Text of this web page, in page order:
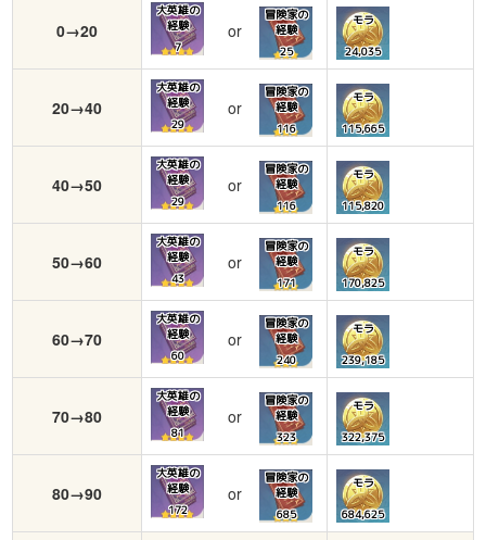
0→20
大英雄の
経験
7
or
冒険家の
経験
25
モラ
24,035
20→40
大英雄の
経験
29
or
冒険家の
経験
116
モラ
115,665
40→50
大英雄の
経験
29
or
冒険家の
経験
116
モラ
115,820
50→60
大英雄の
経験
43
or
冒険家の
経験
171
モラ
170,825
60→70
大英雄の
経験
60
or
冒険家の
経験
240
モラ
239,185
70→80
大英雄の
経験
81
or
冒険家の
経験
323
モラ
322,375
80→90
大英雄の
経験
172
or
冒険家の
経験
685
モラ
684,625